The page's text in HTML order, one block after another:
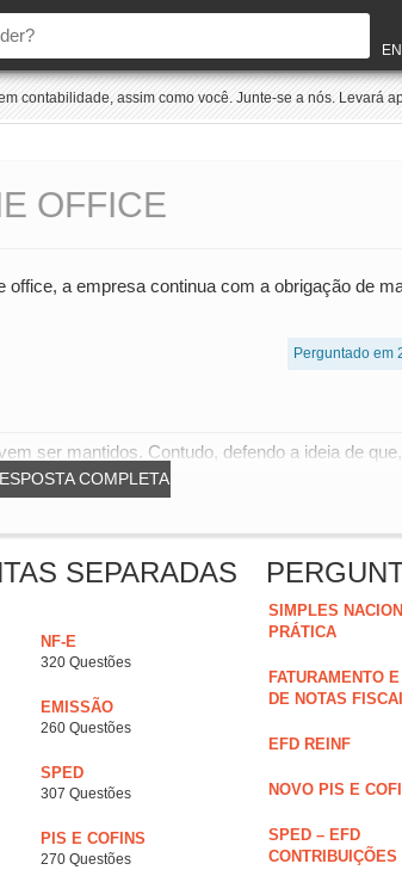
contabilidade, assim como você. Junte-se a nós. Levará
OFFICE
a empresa continua com a obrigação de
Perguntado em
COMPLETA
ser mantidos. Contudo, defendo a ideia de
SEPARADAS
NF-E
320 Questões
EMISSÃO
260 Questões
SPED
307 Questões
PIS E COFINS
270 Questões
SIMPLES
PRÁTICA
FATURAMENTO
DE NOTAS
EFD REINF
NOVO PIS E
SPED – EFD
CONTRIBUIÇÕES